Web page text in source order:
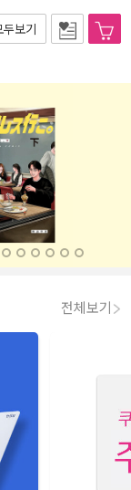
두보기
전체보기